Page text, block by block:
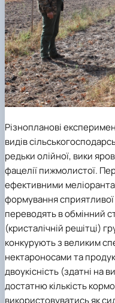
Різнопланові
видів
редьки олійної, вики
фацелії пижмолистої.
ефективними
формування
переводять в обмінний
(кристалічній решітці)
конкурують з великим
нектароносами та
двоукісність (здатні на
достатню кількість
використовуватись як